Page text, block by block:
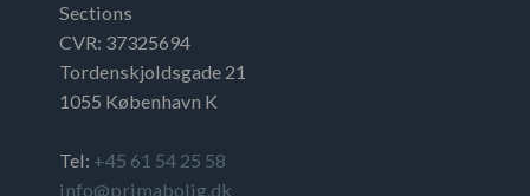
Sections
CVR: 37325694
Tordenskjoldsgade 21
1055 København K
Tel: +45 61 54 25 58
info@primabolig.dk